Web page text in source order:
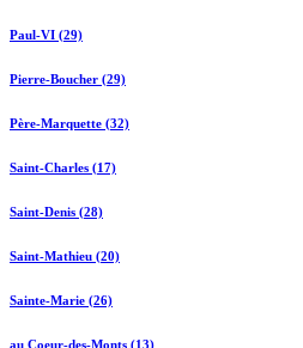
Paul-VI (29)
Pierre-Boucher (29)
Père-Marquette (32)
Saint-Charles (17)
Saint-Denis (28)
Saint-Mathieu (20)
Sainte-Marie (26)
au Coeur-des-Monts (13)